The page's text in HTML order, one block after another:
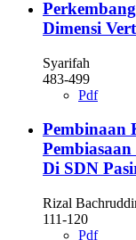
Dimensi
Syarifah
483-499
Pdf
Pembinaan
Di SDN
Rizal
111-120
Pdf